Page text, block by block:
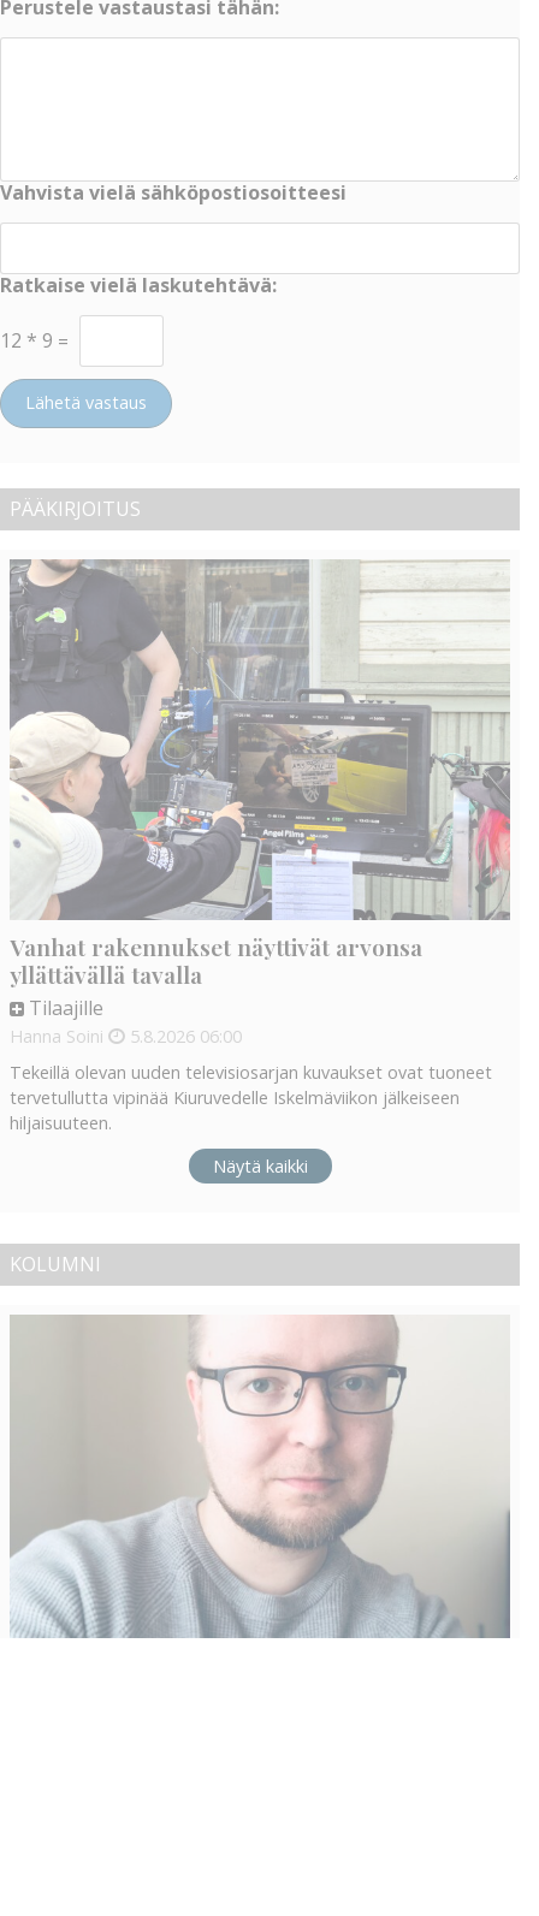
Perustele vastaustasi tähän:
Vahvista vielä sähköpostiosoitteesi
Ratkaise vielä laskutehtävä:
12 * 9 =
Lähetä vastaus
PÄÄKIRJOITUS
Vanhat rakennukset näyttivät arvonsa
yllättävällä tavalla
Tilaajille
Hanna Soini 5.8.2026 06:00
Tekeillä olevan uuden televisiosarjan kuvaukset ovat tuoneet
tervetullutta vipinää Kiuruvedelle Iskelmäviikon jälkeiseen
hiljaisuuteen.
Näytä kaikki
KOLUMNI